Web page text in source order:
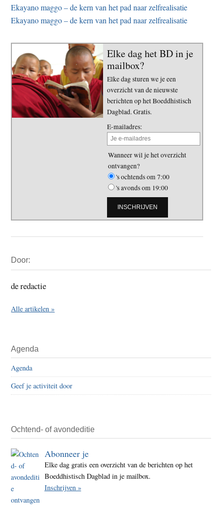
Ekayano maggo – de kern van het pad naar zelfrealisatie
Ekayano maggo – de kern van het pad naar zelfrealisatie
Elke dag het BD in je
mailbox?
Elke dag sturen we je een
overzicht van de nieuwste
berichten op het Boeddhistisch
Dagblad. Gratis.
E-mailadres:
Wanneer wil je het overzicht
ontvangen?
's ochtends om 7:00
's avonds om 19:00
Sidebar
Door:
de redactie
Alle artikelen »
Agenda
Agenda
Geef je activiteit door
Ochtend- of avondeditie
Abonneer je
Elke dag gratis een overzicht van de berichten op het
Boeddhistisch Dagblad in je mailbox.
Inschrijven »